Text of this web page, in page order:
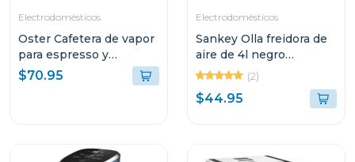
Electrodomésticos
Oster Cafetera de vapor
para espresso y
cappuccino capacidad
de 2 tazas stem3300
$70.95
Electrodomésticos
Sankey Olla freidora de
aire de 4l negro
frw4057gb
(2)
$44.95